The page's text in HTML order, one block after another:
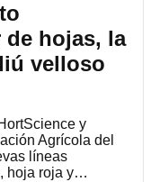
de hojas, la
velloso
y
Agrícola del
líneas
hoja roja y…